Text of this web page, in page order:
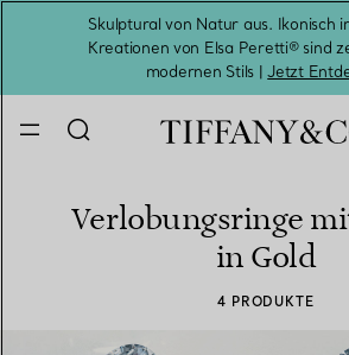
Skulptural von Natur aus. Ikonisch
Kreationen von Elsa Peretti® sind
modernen Stils |Jetzt
Verlobungsringe
in Gold
4 PRODUKTE